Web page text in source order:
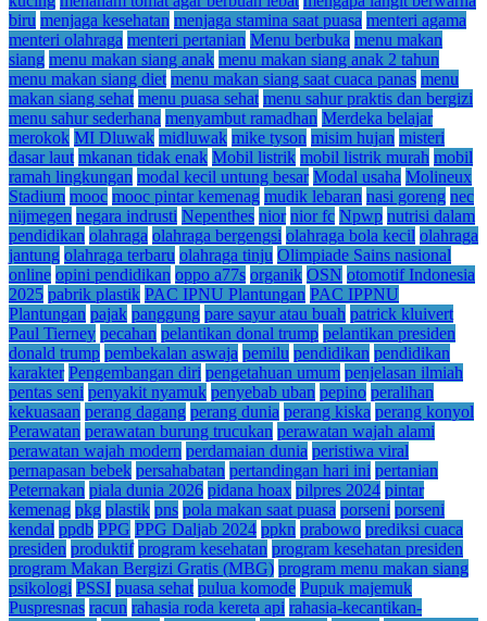
biru menjaga kesehatan menjaga stamina saat puasa menteri agama
menteri olahraga menteri pertanian Menu berbuka menu makan
siang menu makan siang anak menu makan siang anak 2 tahun
menu makan siang diet menu makan siang saat cuaca panas menu
makan siang sehat menu puasa sehat menu sahur praktis dan bergizi
menu sahur sederhana menyambut ramadhan Merdeka belajar
merokok MI Dluwak midluwak mike tyson misim hujan misteri
dasar laut mkanan tidak enak Mobil listrik mobil listrik murah mobil
ramah lingkungan modal kecil untung besar Modal usaha Molineux
Stadium mooc mooc pintar kemenag mudik lebaran nasi goreng nec
nijmegen negara indrusti Nepenthes nior nior fc Npwp nutrisi dalam
pendidikan olahraga olahraga bergengsi olahraga bola kecil olahraga
jantung olahraga terbaru olahraga tinju Olimpiade Sains nasional
online opini pendidikan oppo a77s organik OSN otomotif Indonesia
2025 pabrik plastik PAC IPNU Plantungan PAC IPPNU
Plantungan pajak panggung pare sayur atau buah patrick kluivert
Paul Tierney pecahan pelantikan donal trump pelantikan presiden
donald trump pembekalan aswaja pemilu pendidikan pendidikan
karakter Pengembangan diri pengetahuan umum penjelasan ilmiah
pentas seni penyakit nyamuk penyebab uban pepino peralihan
kekuasaan perang dagang perang dunia perang kiska perang konyol
Perawatan perawatan burung trucukan perawatan wajah alami
perawatan wajah modern perdamaian dunia peristiwa viral
pernapasan bebek persahabatan pertandingan hari ini pertanian
Peternakan piala dunia 2026 pidana hoax pilpres 2024 pintar
kemenag pkg plastik pns pola makan saat puasa porseni porseni
kendal ppdb PPG PPG Daljab 2024 ppkn prabowo prediksi cuaca
presiden produktif program kesehatan program kesehatan presiden
program Makan Bergizi Gratis (MBG) program menu makan siang
psikologi PSSI puasa sehat pulua komode Pupuk majemuk
Puspresnas racun rahasia roda kereta api rahasia-kecantikan-